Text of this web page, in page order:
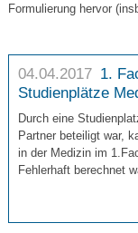
Formulierung hervor
04.04.2017 1.
Studienplätze
Durch eine
Partner beteiligt war,
in der Medizin im
Fehlerhaft berechnet